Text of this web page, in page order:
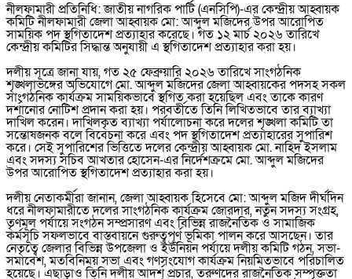
নীলফামারী প্রতিনিধি: জাতীয় নাগরিক পার্টি (এনসিপি)-এর কেন্দ্রীয় আহ্বায়ক
কমিটি নীলফামারী জেলা আহ্বায়ক মো: আব্দুল মজিদের উপর আরোপিত
সাময়িক পদ স্থগিতাদেশ প্রত্যাহার করেছে। গত ১২ মার্চ ২০২৬ তারিখে
কেন্দ্রীয় কমিটির সিদ্ধান্ত অনুযায়ী এ স্থগিতাদেশ প্রত্যাহার করা হয়।
দলীয় সূত্রে জানা যায়, গত ২৫ ফেব্রুয়ারি ২০২৬ তারিখে সাংগঠনিক
শৃঙ্খলাভঙ্গের অভিযোগে মো. আব্দুল মজিদের জেলা আহ্বায়কের পদসহ সকল
সাংগঠনিক কার্যক্রম সাময়িকভাবে স্থগিত করা হয়েছিল এবং তাকে কারণ
দর্শানোর নোটিশ প্রদান করা হয়। পরবর্তীতে তিনি লিখিতভাবে তার ব্যাখ্যা
দাখিল করেন। দাখিলকৃত ব্যাখ্যা পর্যালোচনা করে দলের শৃঙ্খলা কমিটি তা
সন্তোষজনক বলে বিবেচনা করে এবং পদ স্থগিতাদেশ প্রত্যাহারের সুপারিশ
করে। সেই সুপারিশের ভিত্তিতে দলের কেন্দ্রীয় আহ্বায়ক মো. নাহিদ ইসলাম
এবং সদস্য সচিব আখতার হোসেন-এর নির্দেশক্রমে মো. আব্দুল মজিদের
উপর আরোপিত স্থগিতাদেশ প্রত্যাহার করা হয়।
দলীয় নেতাকর্মীরা জানান, জেলা আহ্বায়ক হিসেবে মো: আব্দুল মজিদ দীর্ঘদিন
ধরে নীলফামারীতে দলের সাংগঠনিক কার্যক্রম জোরদার, নতুন সদস্য সংগ্রহ,
তৃণমূল পর্যায়ে সংগঠন সম্প্রসারণ এবং বিভিন্ন রাজনৈতিক ও সামাজিক
কর্মসূচি সফলভাবে বাস্তবায়নে গুরুত্বপূর্ণ ভূমিকা পালন করে আসছেন। তার
নেতৃত্বে জেলার বিভিন্ন উপজেলা ও ইউনিয়ন পর্যায়ে দলীয় কমিটি গঠন, সভা-
সমাবেশ, মতবিনিময় সভা এবং গণসংযোগ কার্যক্রম নিয়মিতভাবে পরিচালিত
হয়েছে। এছাড়াও তিনি দলীয় আদর্শ প্রচার, তরুণদের রাজনৈতিক সম্পৃক্ততা